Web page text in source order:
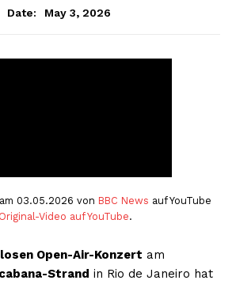
Date:
May 3, 2026
03.05.2026 von BBC News auf YouTube
Video auf YouTube.
Open-Air-Konzert am
Strand in Rio de Janeiro hat